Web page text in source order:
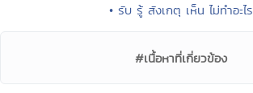
• รับ รู้ สังเกตุ เห็น ไม่ทำอะไร
#เนื้อหาที่เกี่ยวข้อง